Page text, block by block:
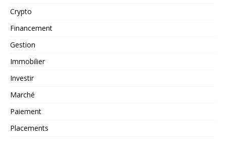
Crypto
Financement
Gestion
Immobilier
Investir
Marché
Paiement
Placements